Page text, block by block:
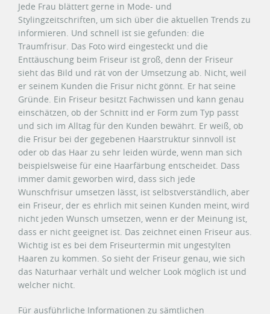
Jede Frau blättert gerne in Mode- und
Stylingzeitschriften, um sich über die aktuellen Trends zu
informieren. Und schnell ist sie gefunden: die
Traumfrisur. Das Foto wird eingesteckt und die
Enttäuschung beim Friseur ist groß, denn der Friseur
sieht das Bild und rät von der Umsetzung ab. Nicht, weil
er seinem Kunden die Frisur nicht gönnt. Er hat seine
Gründe. Ein Friseur besitzt Fachwissen und kann genau
einschätzen, ob der Schnitt ind er Form zum Typ passt
und sich im Alltag für den Kunden bewährt. Er weiß, ob
die Frisur bei der gegebenen Haarstruktur sinnvoll ist
oder ob das Haar zu sehr leiden würde, wenn man sich
beispielsweise für eine Haarfärbung entscheidet. Dass
immer damit geworben wird, dass sich jede
Wunschfrisur umsetzen lässt, ist selbstverständlich, aber
ein Friseur, der es ehrlich mit seinen Kunden meint, wird
nicht jeden Wunsch umsetzen, wenn er der Meinung ist,
dass er nicht geeignet ist. Das zeichnet einen Friseur aus.
Wichtig ist es bei dem Friseurtermin mit ungestylten
Haaren zu kommen. So sieht der Friseur genau, wie sich
das Naturhaar verhält und welcher Look möglich ist und
welcher nicht.
Für ausführliche Informationen zu sämtlichen